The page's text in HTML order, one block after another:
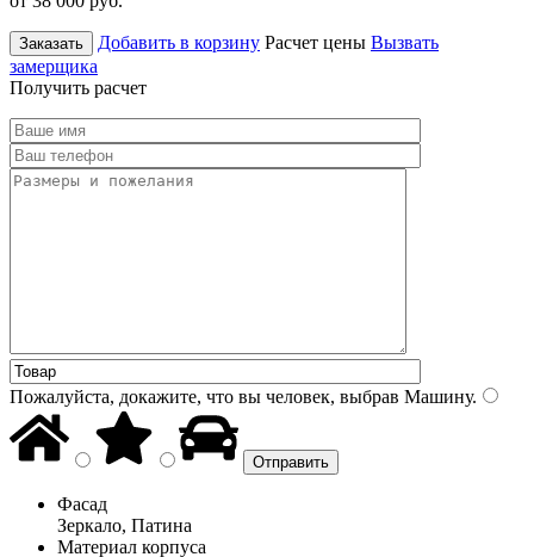
Заказать Добавить в корзину Расчет цены Вызвать
замерщика
Получить расчет
Пожалуйста, докажите, что вы человек, выбрав Машину.
Фасад
Зеркало, Патина
Материал корпуса